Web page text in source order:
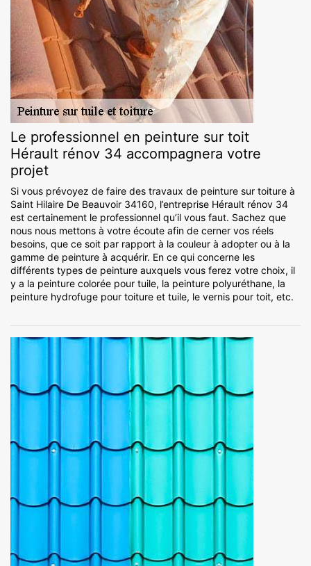
Le professionnel en peinture sur toit
Hérault rénov 34 accompagnera votre
projet
Si vous prévoyez de faire des travaux de peinture sur toiture à
Saint Hilaire De Beauvoir 34160, l’entreprise Hérault rénov 34
est certainement le professionnel qu’il vous faut. Sachez que
nous nous mettons à votre écoute afin de cerner vos réels
besoins, que ce soit par rapport à la couleur à adopter ou à la
gamme de peinture à acquérir. En ce qui concerne les
différents types de peinture auxquels vous ferez votre choix, il
y a la peinture colorée pour tuile, la peinture polyuréthane, la
peinture hydrofuge pour toiture et tuile, le vernis pour toit, etc.